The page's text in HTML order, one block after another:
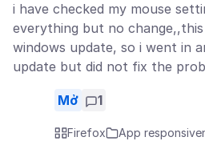
i have checked my mouse
everything but no
windows update, so i went in
update but did not fix the
Mở 1
Firefox
App